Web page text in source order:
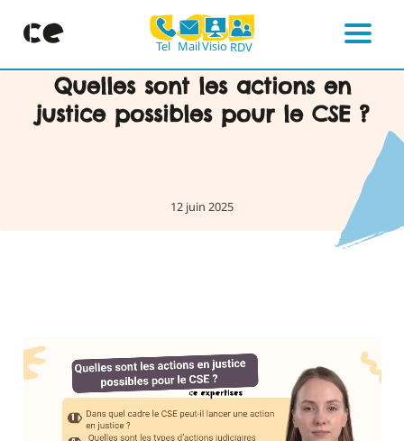
content
Tel MailVisio RDV
Quelles sont les actions en
justice possibles pour le CSE ?
12 juin 2025